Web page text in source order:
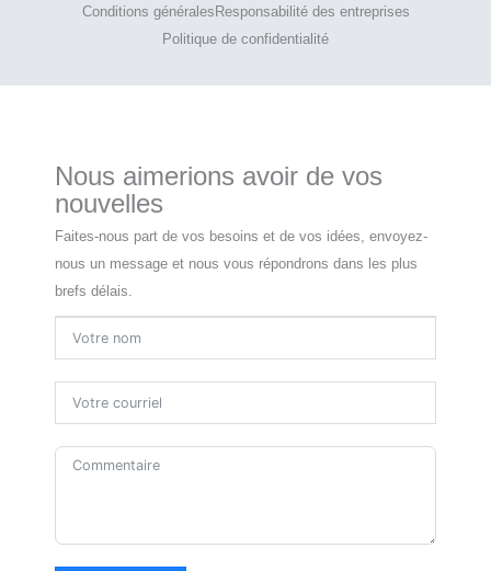
Conditions générales Responsabilité des entreprises
Politique de confidentialité
Nous aimerions avoir de vos
nouvelles
Faites-nous part de vos besoins et de vos idées, envoyez-
nous un message et nous vous répondrons dans les plus
brefs délais.